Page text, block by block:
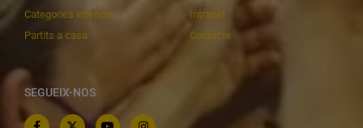
Categories inferiors
Partits a casa
Intranet
Contacte
SEGUEIX-NOS